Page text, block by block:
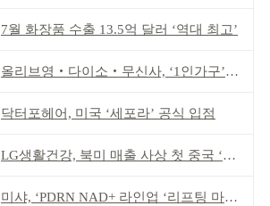
7월 화장품 수출 13.5억 달러 ‘역대 최고’
올리브영‧다이소‧무신사, ‘1인가구’가 이끈다
닥터포헤어, 미국 ‘세포라’ 공식 입점
LG생활건강, 북미 매출 사상 첫 중국 ‘추월’
미샤, ‘PDRN NAD+ 라인업 ‘리프팅 마스크’ 출시